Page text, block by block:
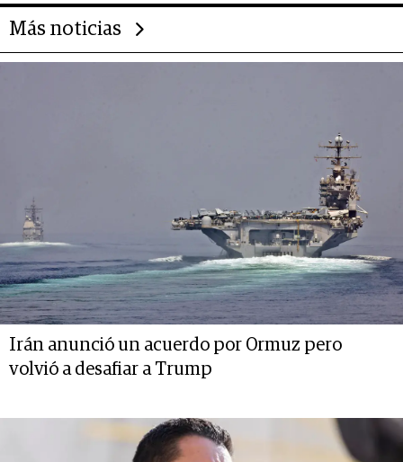
Más noticias
Irán anunció un acuerdo por Ormuz pero
volvió a desafiar a Trump